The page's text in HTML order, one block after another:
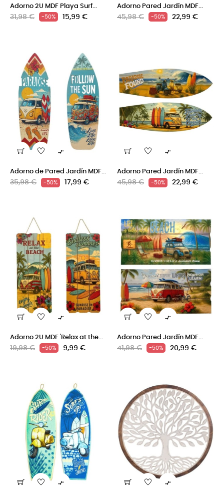
Adorno 2U MDF Playa Surf...
Precio
31,98 € -50% Precio
15,99 €
Adorno Pared Jardín MDF...
Precio
45,98 € -50% Precio
22,99 €

Adorno de Pared Jardín MDF...
Precio
35,98 € -50% Precio
17,99 €

Adorno Pared Jardín MDF...
Precio
45,98 € -50% Precio
22,99 €

Adorno 2U MDF 'Relax at the...
Precio
19,98 € -50% Precio
9,99 €

Adorno Pared Jardín MDF...
Precio
41,98 € -50% Precio
20,99 €
 